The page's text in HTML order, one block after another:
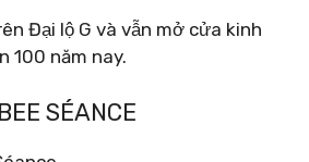
Đại lộ G và vẫn mở cửa kinh
100 năm nay.
SÉANCE